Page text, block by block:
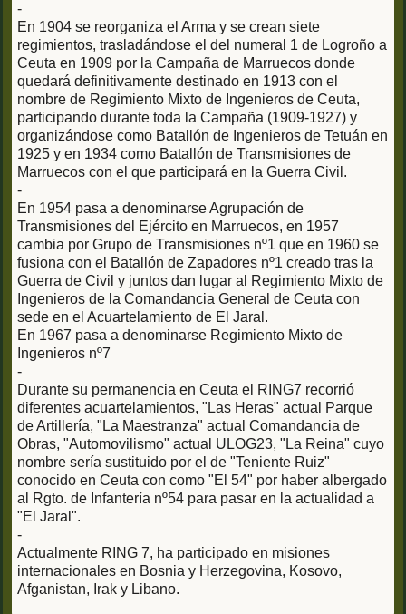
-
En 1904 se reorganiza el Arma y se crean siete
regimientos, trasladándose el del numeral 1 de Logroño a
Ceuta en 1909 por la Campaña de Marruecos donde
quedará definitivamente destinado en 1913 con el
nombre de Regimiento Mixto de Ingenieros de Ceuta,
participando durante toda la Campaña (1909-1927) y
organizándose como Batallón de Ingenieros de Tetuán en
1925 y en 1934 como Batallón de Transmisiones de
Marruecos con el que participará en la Guerra Civil.
-
En 1954 pasa a denominarse Agrupación de
Transmisiones del Ejército en Marruecos, en 1957
cambia por Grupo de Transmisiones nº1 que en 1960 se
fusiona con el Batallón de Zapadores nº1 creado tras la
Guerra de Civil y juntos dan lugar al Regimiento Mixto de
Ingenieros de la Comandancia General de Ceuta con
sede en el Acuartelamiento de El Jaral.
En 1967 pasa a denominarse Regimiento Mixto de
Ingenieros nº7
-
Durante su permanencia en Ceuta el RING7 recorrió
diferentes acuartelamientos, "Las Heras" actual Parque
de Artillería, "La Maestranza" actual Comandancia de
Obras, "Automovilismo" actual ULOG23, "La Reina" cuyo
nombre sería sustituido por el de "Teniente Ruiz"
conocido en Ceuta con como "El 54" por haber albergado
al Rgto. de Infantería nº54 para pasar en la actualidad a
"El Jaral".
-
Actualmente RING 7, ha participado en misiones
internacionales en Bosnia y Herzegovina, Kosovo,
Afganistan, Irak y Libano.